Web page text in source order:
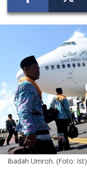
Ibadah Umroh. (Foto: Ist)